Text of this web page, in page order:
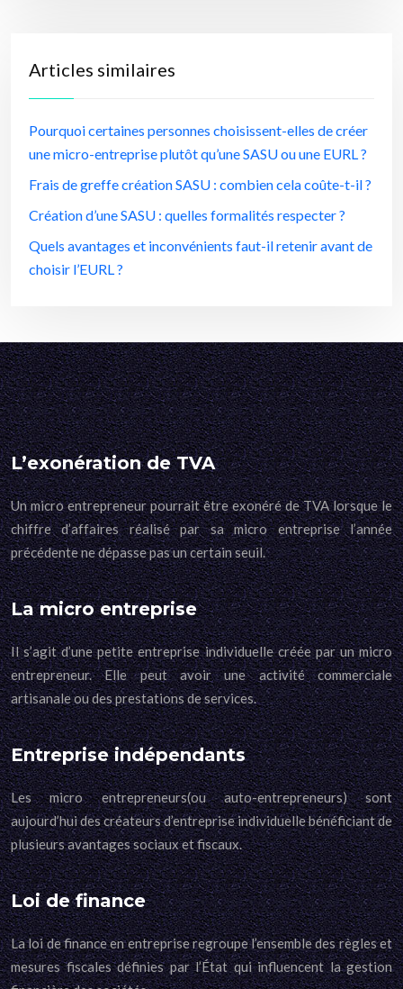
Articles similaires
Pourquoi certaines personnes choisissent-elles de créer
une micro-entreprise plutôt qu’une SASU ou une EURL ?
Frais de greffe création SASU : combien cela coûte-t-il ?
Création d’une SASU : quelles formalités respecter ?
Quels avantages et inconvénients faut-il retenir avant de
choisir l’EURL ?
L’exonération de TVA
Un micro entrepreneur pourrait être exonéré de TVA lorsque le
chiffre d’affaires réalisé par sa micro entreprise l’année
précédente ne dépasse pas un certain seuil.
La micro entreprise
Il s’agit d’une petite entreprise individuelle créée par un micro
entrepreneur. Elle peut avoir une activité commerciale
artisanale ou des prestations de services.
Entreprise indépendants
Les micro entrepreneurs(ou auto-entrepreneurs) sont
aujourd’hui des créateurs d’entreprise individuelle bénéficiant de
plusieurs avantages sociaux et fiscaux.
Loi de finance
La loi de finance en entreprise regroupe l’ensemble des règles et
mesures fiscales définies par l’État qui influencent la gestion